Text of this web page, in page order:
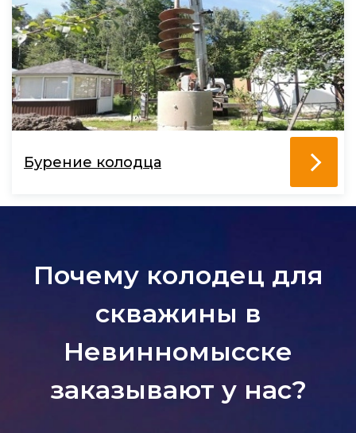
Бурение колодца
Почему колодец для
скважины в
Невинномысске
заказывают у нас?